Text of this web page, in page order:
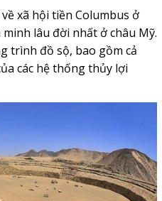
xã hội tiền Columbus ở
lâu đời nhất ở châu Mỹ.
trình đồ sộ, bao gồm cả
các hệ thống thủy lợi